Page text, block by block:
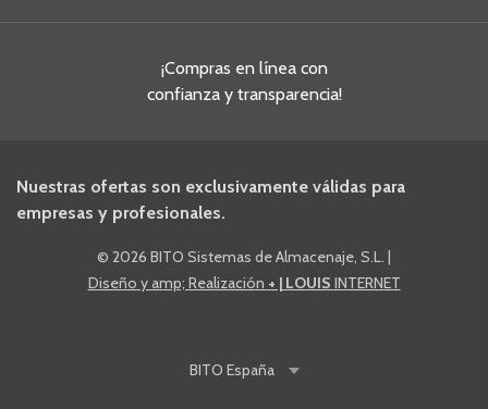
¡Compras en línea con
confianza y transparencia!
Nuestras ofertas son exclusivamente válidas para
empresas y profesionales.
© 2026 BITO Sistemas de Almacenaje, S.L. |
Diseño y amp; Realización + | LOUIS INTERNET
BITO España